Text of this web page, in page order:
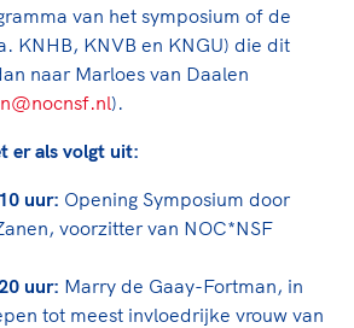
van het symposium of de
KNHB, KNVB en KNGU) die dit
naar Marloes van Daalen
).
er als volgt uit:
uur: Opening Symposium door
voorzitter van NOC*NSF
uur: Marry de Gaay-Fortman, in
tot meest invloedrijke vrouw van